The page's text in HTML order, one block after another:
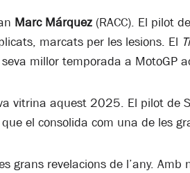
Marc Márquez (RACC). El pilot
marcats per les lesions. El
millor temporada a MotoGP
vitrina aquest 2025. El pilot de
el consolida com una de les
grans revelacions de l’any.